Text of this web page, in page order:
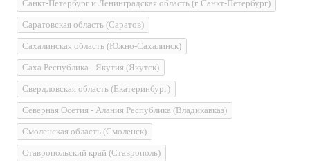
Санкт-Петербург и Ленинградская область (г. Санкт-Петербург)
Саратовская область (Саратов)
Сахалинская область (Южно-Сахалинск)
Саха Республика - Якутия (Якутск)
Свердловская область (Екатеринбург)
Северная Осетия - Алания Республика (Владикавказ)
Смоленская область (Смоленск)
Ставропольский край (Ставрополь)